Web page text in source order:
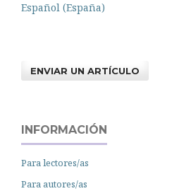
Español (España)
ENVIAR UN ARTÍCULO
INFORMACIÓN
Para lectores/as
Para autores/as